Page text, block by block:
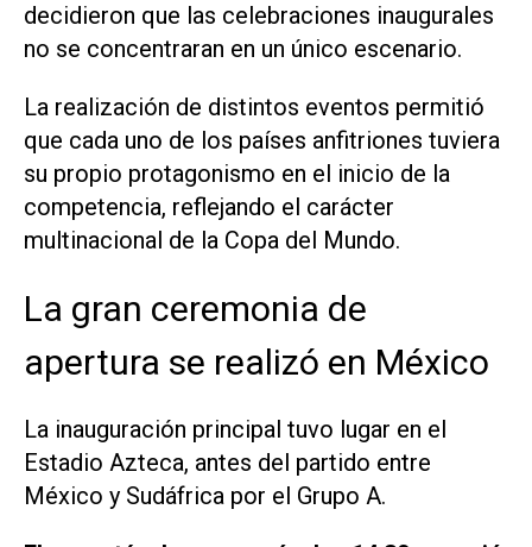
decidieron que las celebraciones inaugurales
no se concentraran en un único escenario.
La realización de distintos eventos permitió
que cada uno de los países anfitriones tuviera
su propio protagonismo en el inicio de la
competencia, reflejando el carácter
multinacional de la Copa del Mundo.
La gran ceremonia de
apertura se realizó en México
La inauguración principal tuvo lugar en el
Estadio Azteca, antes del partido entre
México y Sudáfrica por el Grupo A.